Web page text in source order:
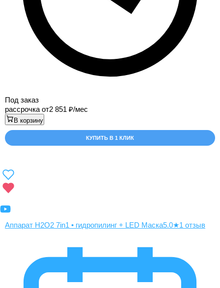
Под заказ
рассрочка от2 851 /мес
В корзину
КУПИТЬ В 1 КЛИК
Аппарат H2O2 7in1 • гидропилинг + LED Маска5.0★1 отзыв